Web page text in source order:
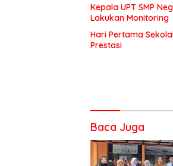
Kepala UPT SMP
Lakukan Monitoring
Hari Pertama
Prestasi
Baca Juga